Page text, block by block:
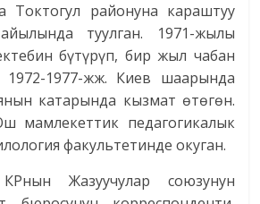
Токтогул районуна караштуу
туулган. 1971-жылы
бүтүрүп, бир жыл чабан
1972-1977-жж. Киев шаарында
катарында кызмат өтөгөн.
мамлекеттик педагогикалык
факультетинде окуган.
КРнын Жазуучулар союзунун